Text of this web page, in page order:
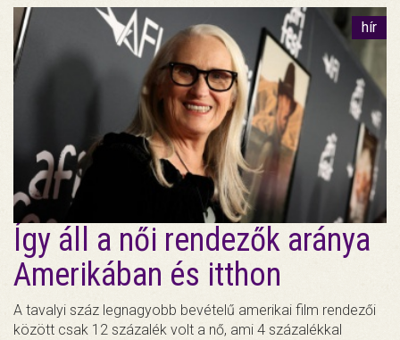
hír
Így áll a női rendezők aránya
Amerikában és itthon
A tavalyi száz legnagyobb bevételű amerikai film rendezői
között csak 12 százalék volt a nő, ami 4 százalékkal